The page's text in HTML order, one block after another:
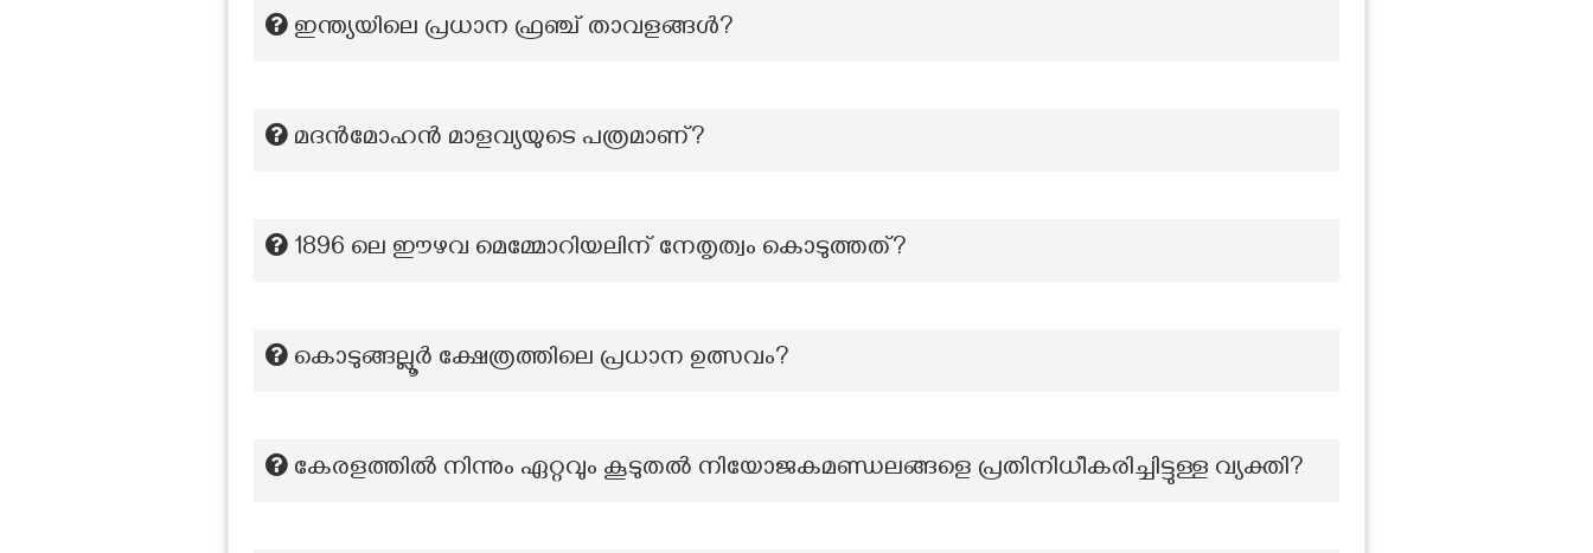
ഇന്ത്യയിലെ പ്രധാന ഫ്രഞ്ച് താവളങ്ങൾ?
മദന്‍മോഹന്‍ മാളവ്യയുടെ പത്രമാണ്?
1896 ലെ ഈഴവ മെമ്മോറിയലിന് നേതൃത്വം കൊടുത്തത്?
കൊടുങ്ങല്ലൂർ ക്ഷേത്രത്തിലെ പ്രധാന ഉത്സവം?
കേരളത്തില്‍ നിന്നും ഏറ്റവും കൂടുതല്‍ നിയോജകമണ്ഡലങ്ങളെ പ്രതിനിധീകരിച്ചിട്ടുള്ള വ്യക്തി?